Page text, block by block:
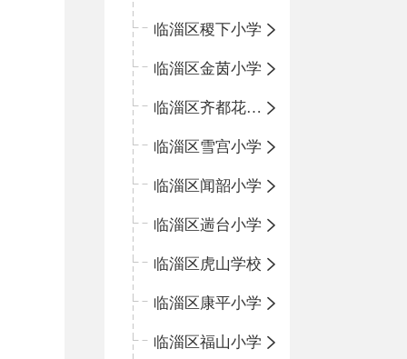
临淄区稷下小学
临淄区金茵小学
临淄区齐都花园小学
临淄区雪宫小学
临淄区闻韶小学
临淄区遄台小学
临淄区虎山学校
临淄区康平小学
临淄区福山小学